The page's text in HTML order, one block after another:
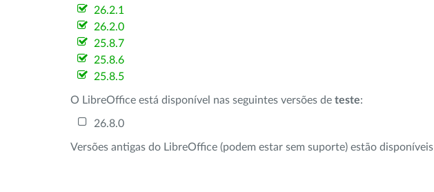
26.2.1
26.2.0
25.8.7
25.8.6
25.8.5
O LibreOffice está disponível nas seguintes versões de teste:
26.8.0
Versões antigas do LibreOffice (podem estar sem suporte) estão disponíveis